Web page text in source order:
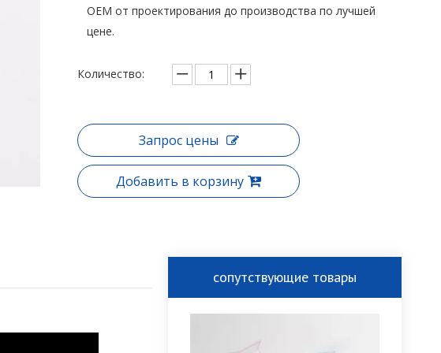
OEM от проектирования до производства по лучшей
цене.
Количество:
Запрос цены
Добавить в корзину
сопутствующие товары